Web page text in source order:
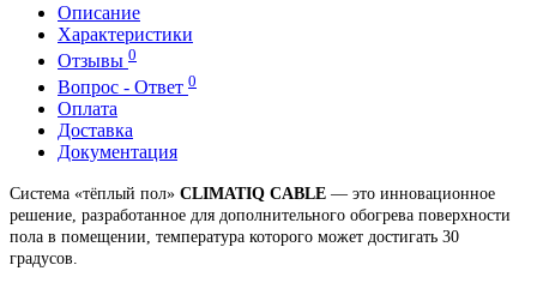
Описание
Характеристики
Отзывы 0
Вопрос - Ответ 0
Оплата
Доставка
Документация
Система «тёплый пол» CLIMATIQ CABLE — это инновационное
решение, разработанное для дополнительного обогрева поверхности
пола в помещении, температура которого может достигать 30
градусов.